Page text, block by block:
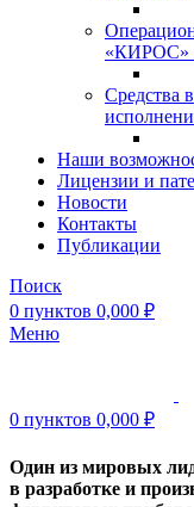
«КИРОС»
Средства
Наши
Лицензии и
Новости
Контакты
Публикации
Поиск
0 пунктов 0,000 ₽
Меню
0 пунктов 0,000 ₽
Один из мировых
в разработке и